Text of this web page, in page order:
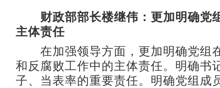
财政部部长楼继伟：更加明确党
主体责任
在加强领导方面，更加明确党组
和反腐败工作中的主体责任。明确书
子、当表率的重要责任。明确党组成